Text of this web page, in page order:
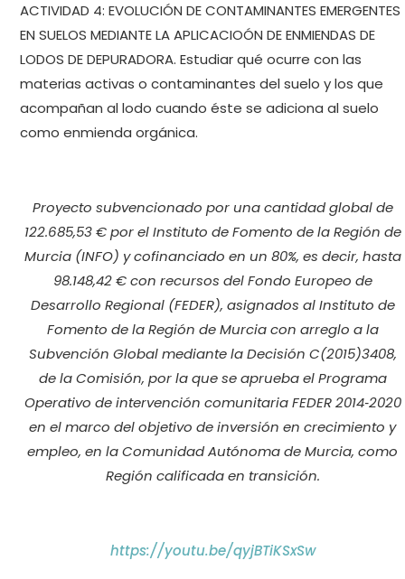
ACTIVIDAD 4: EVOLUCIÓN DE CONTAMINANTES EMERGENTES
EN SUELOS MEDIANTE LA APLICACIOÓN DE ENMIENDAS DE
LODOS DE DEPURADORA. Estudiar qué ocurre con las
materias activas o contaminantes del suelo y los que
acompañan al lodo cuando éste se adiciona al suelo
como enmienda orgánica.
Proyecto subvencionado por una cantidad global de
122.685,53 € por el Instituto de Fomento de la Región de
Murcia (INFO) y cofinanciado en un 80%, es decir, hasta
98.148,42 € con recursos del Fondo Europeo de
Desarrollo Regional (FEDER), asignados al Instituto de
Fomento de la Región de Murcia con arreglo a la
Subvención Global mediante la Decisión C(2015)3408,
de la Comisión, por la que se aprueba el Programa
Operativo de intervención comunitaria FEDER 2014‐2020
en el marco del objetivo de inversión en crecimiento y
empleo, en la Comunidad Autónoma de Murcia,como
Región calificada en transición.
https://youtu.be/qyjBTiKSxSw